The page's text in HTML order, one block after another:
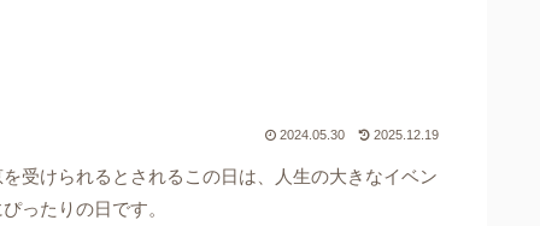
2024.05.30 2025.12.19
受けられるとされるこの日は、人生の大きなイベン
ったりの日です。